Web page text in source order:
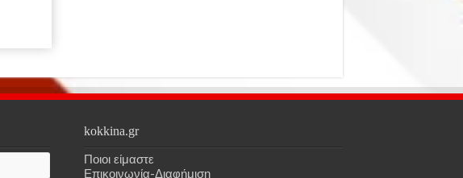
kokkina.gr
Ποιοι είμαστε
Επικοινωνία-Διαφήμιση